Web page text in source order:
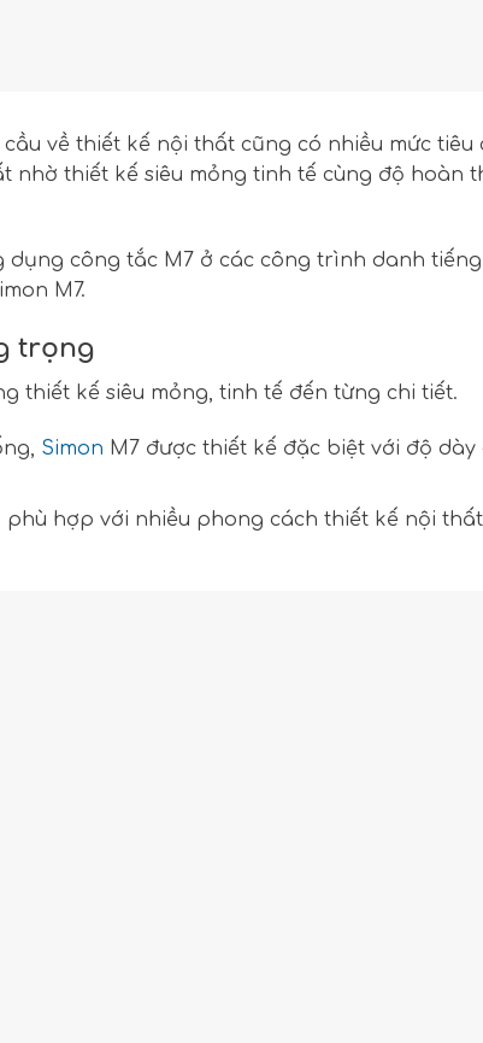
về thiết kế nội thất cũng có nhiều mức tiêu
thiết kế siêu mỏng tinh tế cùng độ hoàn
công tắc M7 ở các công trình danh
M7.
trọng
thiết kế siêu mỏng, tinh tế đến từng chi tiết.
Simon M7 được thiết kế đặc biệt với độ dày
hợp với nhiều phong cách thiết kế nội